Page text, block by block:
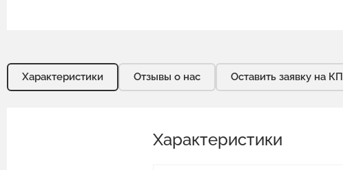
Характеристики Отзывы о нас Оставить заявку на КП
Характеристики